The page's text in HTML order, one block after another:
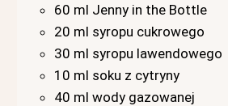
60 ml Jenny in the Bottle
20 ml syropu cukrowego
30 ml syropu lawendowego
10 ml soku z cytryny
40 ml wody gazowanej